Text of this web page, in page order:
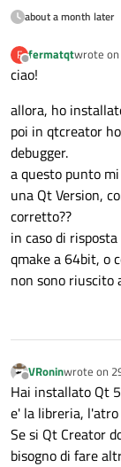
about a month later
F
Offline
fermatqtwrote on
last
ciao!
allora, ho
poi in qtcreator
debugger.
a questo punto
una Qt Version,
corretto??
in caso di
qmake a 64bit, o
non sono riuscito
Offline
VRoninwrote on
last edited
Hai installato Qt
e' la libreria, l'atro
Se si Qt Creator
bisogno di fare